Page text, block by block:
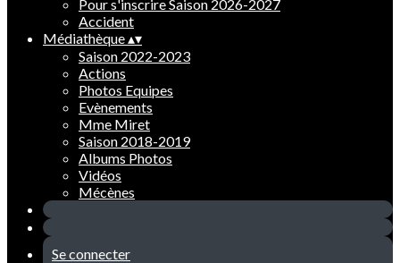
Pour s'inscrire Saison 2026-2027
Accident
Médiathèque▴▾
Saison 2022-2023
Actions
Photos Equipes
Evènements
Mme Miret
Saison 2018-2019
Albums Photos
Vidéos
Mécènes
Se connecter